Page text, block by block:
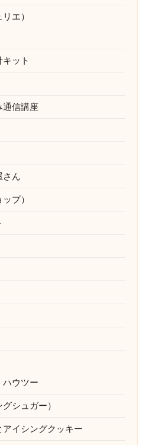
エ）
ット
信講座
さん
プ）
ハウツー
シュガー）
イシングクッキー